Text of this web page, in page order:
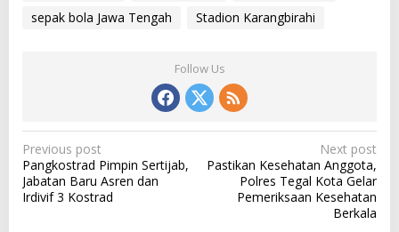
sepak bola Jawa Tengah
Stadion Karangbirahi
Follow Us
P
o
s
Previous post
Pangkostrad Pimpin Sertijab,
Jabatan Baru Asren dan
Irdivif 3 Kostrad
Next post
Pastikan Kesehatan Anggota,
Polres Tegal Kota Gelar
Pemeriksaan Kesehatan
Berkala